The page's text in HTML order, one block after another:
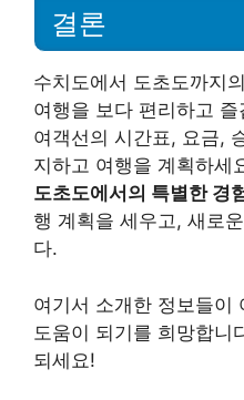
결론
수치도에서 도초도까지
여행을 보다 편리하고
여객선의 시간표, 요금,
지하고 여행을 계획하세
도초도에서의 특별한 경
행 계획을 세우고, 새로
다.
여기서 소개한 정보들이
도움이 되기를 희망합니
되세요!